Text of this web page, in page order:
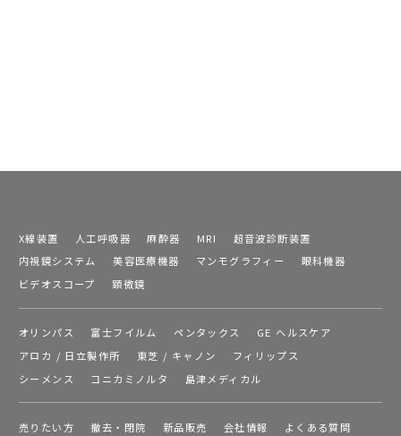
X線装置 人工呼吸器 麻酔器 MRI
超音波診断装置
内視鏡システム
美容医療機器 マンモグラフィー
眼科機器
ビデオスコープ
顕微鏡
オリンパス 富士フイルム ペンタックス
GE ヘルスケア
アロカ / 日立製作所
東芝 / キャノン
フィリップス
シーメンス
コニカミノルタ 島津メディカル
売りたい方 撤去・閉院 新品販売 会社情報
よくある質問